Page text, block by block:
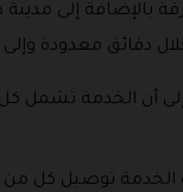
بالإضافة إلى
دقائق معدودة
إلى أن الخدمة تشمل
الخدمة توصيل كل من